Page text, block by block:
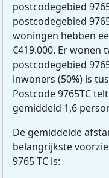
postcodegebied
postcodegebied
woningen hebben
€419.000. Er
postcodegebied
inwoners (50%) is
Postcode 9765TC
gemiddeld 1,6
De gemiddelde
belangrijkste
9765 TC is: